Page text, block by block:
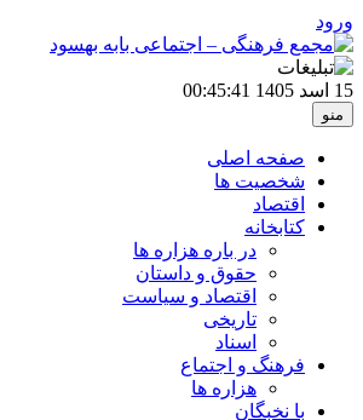
ورود
15 اسد 1405 00:45:41
منو
صفحه اصلی
شخصیت ها
اقتصاد
کتابخانه
در باره هزاره ها
حقوق و داستان
اقتصاد و سیاست
تاریخی
اسناد
فرهنگ و اجتماع
هزاره ها
با نخبگان